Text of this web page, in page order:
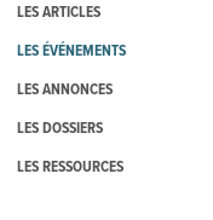
LES ARTICLES
LES ÉVÉNEMENTS
LES ANNONCES
LES DOSSIERS
LES RESSOURCES